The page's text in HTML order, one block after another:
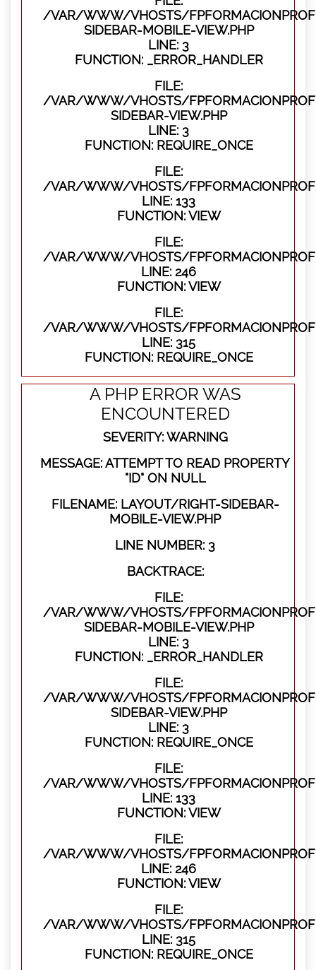
/VAR/WWW/VHOSTS/
SIDEBAR-MOBILE-VIEW.PHP
LINE: 3
FUNCTION: _ERROR_HANDLER
FILE:
/VAR/WWW/VHOSTS/
SIDEBAR-VIEW.PHP
LINE: 3
FUNCTION: REQUIRE_ONCE
FILE:
/VAR/WWW/VHOSTS/
LINE: 133
FUNCTION: VIEW
FILE:
/VAR/WWW/VHOSTS/
LINE: 246
FUNCTION: VIEW
FILE:
/VAR/WWW/VHOSTS/
LINE: 315
FUNCTION: REQUIRE_ONCE
A PHP ERROR WAS
ENCOUNTERED
SEVERITY: WARNING
MESSAGE: ATTEMPT TO READ PROPERTY
"ID" ON NULL
FILENAME: LAYOUT/RIGHT-SIDEBAR-
MOBILE-VIEW.PHP
LINE NUMBER: 3
BACKTRACE:
FILE:
/VAR/WWW/VHOSTS/
SIDEBAR-MOBILE-VIEW.PHP
LINE: 3
FUNCTION: _ERROR_HANDLER
FILE:
/VAR/WWW/VHOSTS/
SIDEBAR-VIEW.PHP
LINE: 3
FUNCTION: REQUIRE_ONCE
FILE:
/VAR/WWW/VHOSTS/
LINE: 133
FUNCTION: VIEW
FILE:
/VAR/WWW/VHOSTS/
LINE: 246
FUNCTION: VIEW
FILE:
/VAR/WWW/VHOSTS/
LINE: 315
FUNCTION: REQUIRE_ONCE